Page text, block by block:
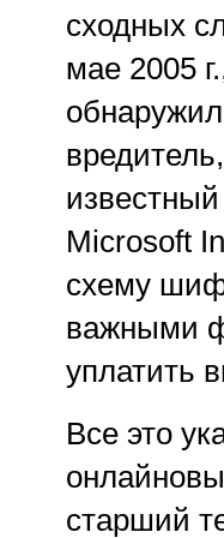
сходных
мае 2005
Microsoft
схему
важными
уплатить
Все это
старший